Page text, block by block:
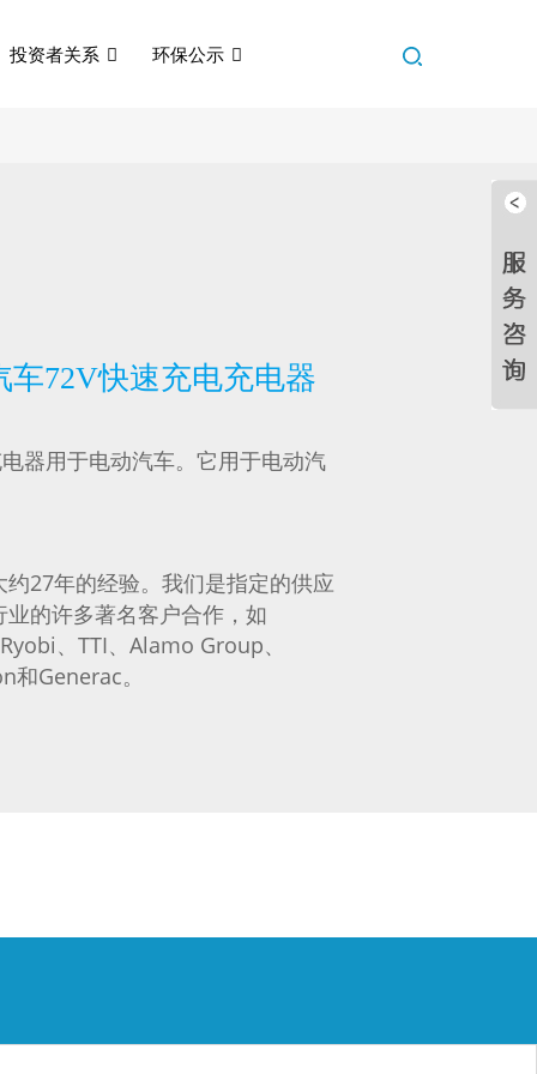
投资者关系 环保公示
车72V快速充电充电器
器用于电动汽车。它用于电动汽
27年的经验。我们是指定的供应
的许多著名客户合作，如
、TTI、Alamo Group、
Generac。